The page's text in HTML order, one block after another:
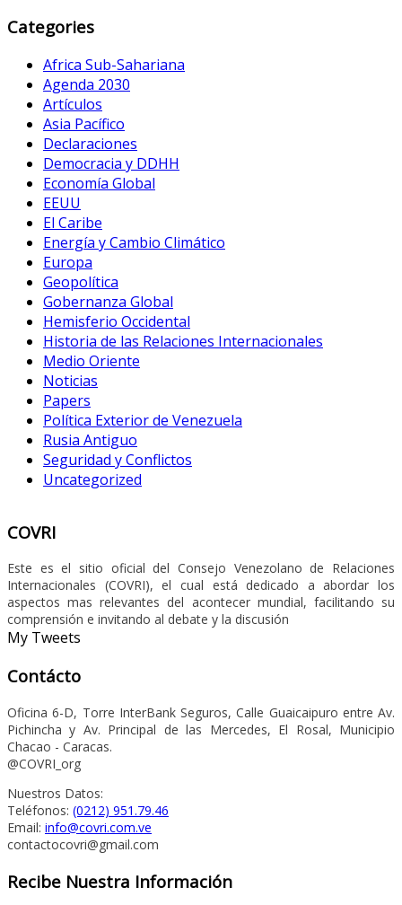
Categories
Africa Sub-Sahariana
Agenda 2030
Artículos
Asia Pacífico
Declaraciones
Democracia y DDHH
Economía Global
EEUU
El Caribe
Energía y Cambio Climático
Europa
Geopolítica
Gobernanza Global
Hemisferio Occidental
Historia de las Relaciones Internacionales
Medio Oriente
Noticias
Papers
Política Exterior de Venezuela
Rusia Antiguo
Seguridad y Conflictos
Uncategorized
COVRI
Este es el sitio oficial del Consejo Venezolano de Relaciones
Internacionales (COVRI), el cual está dedicado a abordar los
aspectos mas relevantes del acontecer mundial, facilitando su
comprensión e invitando al debate y la discusión
My Tweets
Contácto
Oficina 6-D, Torre InterBank Seguros, Calle Guaicaipuro entre Av.
Pichincha y Av. Principal de las Mercedes, El Rosal, Municipio
Chacao - Caracas.
@COVRI_org
Nuestros Datos:
Teléfonos: (0212) 951.79.46
Email: info@covri.com.ve
contactocovri@gmail.com
Recibe Nuestra Información